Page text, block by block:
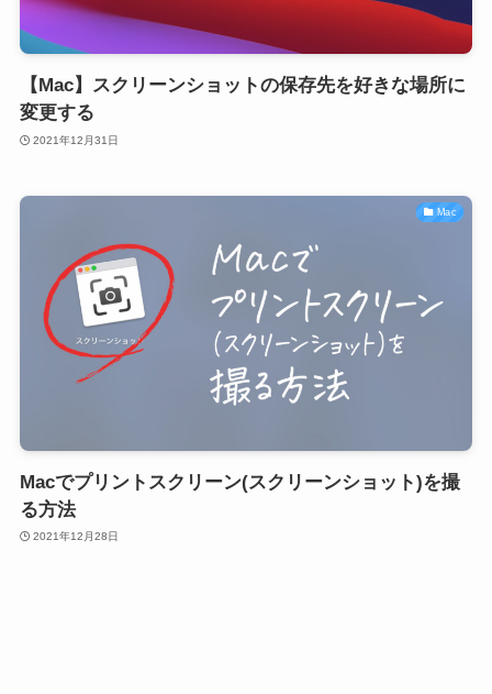
【Mac】スクリーンショットの保存先を好きな場所に
変更する
2021年12月31日
Mac
Macでプリントスクリーン(スクリーンショット)を撮
る方法
2021年12月28日